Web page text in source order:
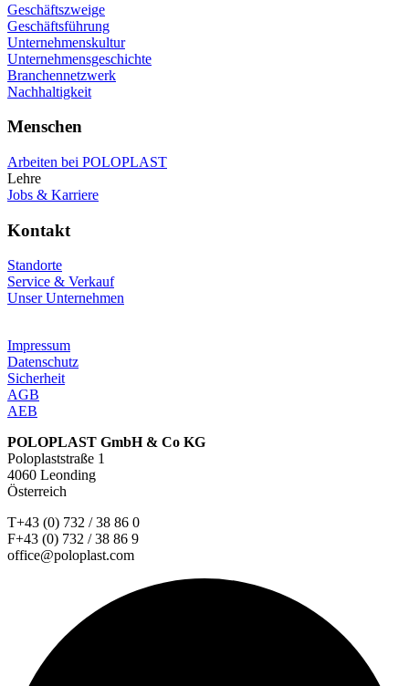
Geschäftszweige
Geschäftsführung
Unternehmenskultur
Unternehmensgeschichte
Branchennetzwerk
Nachhaltigkeit
Menschen
Arbeiten bei POLOPLAST
Lehre
Jobs & Karriere
Kontakt
Standorte
Service & Verkauf
Unser Unternehmen
Impressum
Datenschutz
Sicherheit
AGB
AEB
POLOPLAST GmbH & Co KG
Poloplaststraße 1
4060 Leonding
Österreich
T+43 (0) 732 / 38 86 0
F+43 (0) 732 / 38 86 9
office@poloplast.com